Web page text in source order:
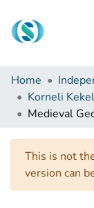
Communities &
Browse
Documentation
About Us
Contact
Home
This is not
version can